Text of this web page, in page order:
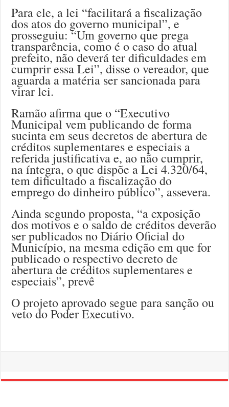
Para ele, a lei “facilitará a fiscalização
dos atos do governo municipal”, e
prosseguiu: “Um governo que prega
transparência, como é o caso do atual
prefeito, não deverá ter dificuldades em
cumprir essa Lei”, disse o vereador, que
aguarda a matéria ser sancionada para
virar lei.
Ramão afirma que o “Executivo
Municipal vem publicando de forma
sucinta em seus decretos de abertura de
créditos suplementares e especiais a
referida justificativa e, ao não cumprir,
na íntegra, o que dispõe a Lei 4.320/64,
tem dificultado a fiscalização do
emprego do dinheiro público”, assevera.
Ainda segundo proposta, “a exposição
dos motivos e o saldo de créditos deverão
ser publicados no Diário Oficial do
Município, na mesma edição em que for
publicado o respectivo decreto de
abertura de créditos suplementares e
especiais”, prevê
O projeto aprovado segue para sanção ou
veto do Poder Executivo.